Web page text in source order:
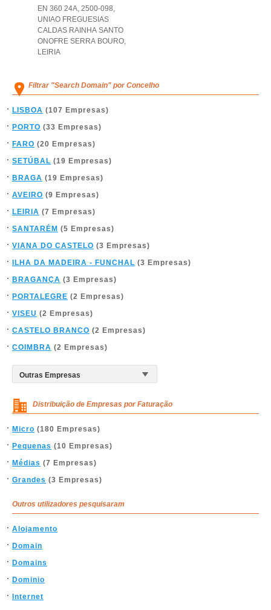
EN 360 24A, 2500-098,
UNIAO FREGUESIAS
CALDAS RAINHA SANTO
ONOFRE SERRA BOURO,
LEIRIA
Filtrar "Search Domain" por Concelho
LISBOA (107 Empresas)
PORTO (33 Empresas)
FARO (20 Empresas)
SETÚBAL (19 Empresas)
BRAGA (19 Empresas)
AVEIRO (9 Empresas)
LEIRIA (7 Empresas)
SANTARÉM (5 Empresas)
VIANA DO CASTELO (3 Empresas)
ILHA DA MADEIRA - FUNCHAL (3 Empresas)
BRAGANÇA (3 Empresas)
PORTALEGRE (2 Empresas)
VISEU (2 Empresas)
CASTELO BRANCO (2 Empresas)
COIMBRA (2 Empresas)
Distribuição de Empresas por Faturação
Micro (180 Empresas)
Pequenas (10 Empresas)
Médias (7 Empresas)
Grandes (3 Empresas)
Outros utilizadores pesquisaram
Alojamento
Domain
Domains
Dominio
Internet